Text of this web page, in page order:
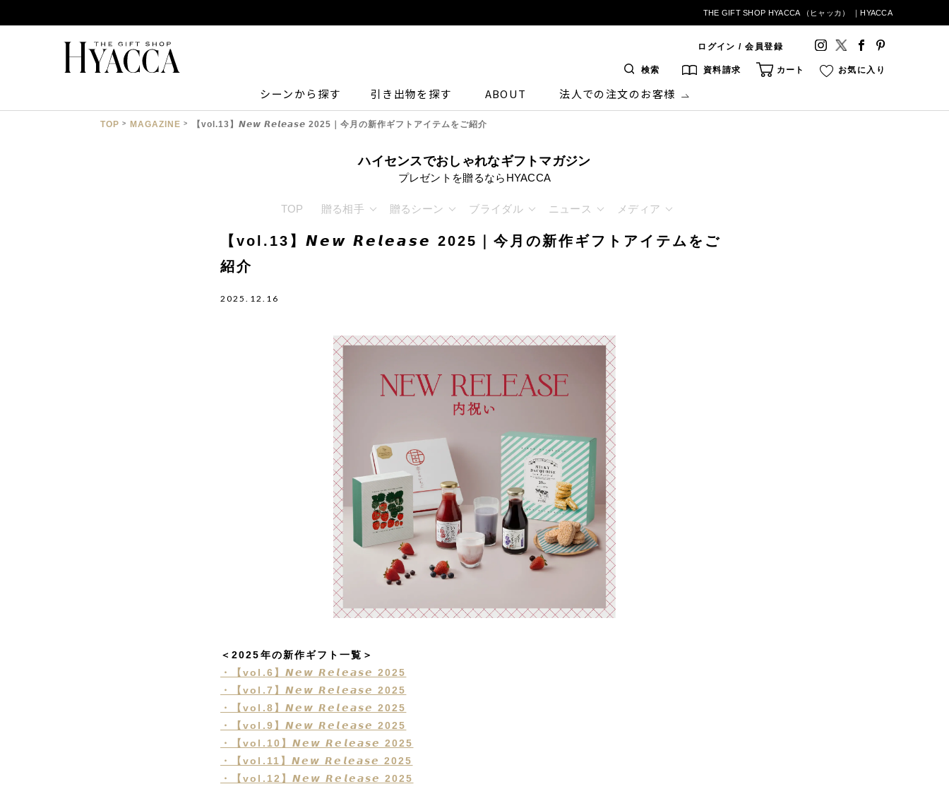
THE GIFT SHOP HYACCA （ヒャッカ） ｜HYACCA
ログイン / 会員登録
検索 資料請求 カート お気に入り
シーンから探す 引き出物を探す ABOUT 法人での注文のお客様
TOP MAGAZINE 【vol.13】𝙉𝙚𝙬 𝙍𝙚𝙡𝙚𝙖𝙨𝙚 2025｜今月の新作ギフトアイテムをご紹介
ハイセンスでおしゃれなギフトマガジン
プレゼントを贈るならHYACCA
TOP 贈る相手 贈るシーン ブライダル ニュース メディア
【vol.13】𝙉𝙚𝙬 𝙍𝙚𝙡𝙚𝙖𝙨𝙚 2025｜今月の新作ギフトアイテムをご
紹介
2025.12.16
＜2025年の新作ギフト一覧＞
・【vol.6】𝙉𝙚𝙬 𝙍𝙚𝙡𝙚𝙖𝙨𝙚 2025
・【vol.7】𝙉𝙚𝙬 𝙍𝙚𝙡𝙚𝙖𝙨𝙚 2025
・【vol.8】𝙉𝙚𝙬 𝙍𝙚𝙡𝙚𝙖𝙨𝙚 2025
・【vol.9】𝙉𝙚𝙬 𝙍𝙚𝙡𝙚𝙖𝙨𝙚 2025
・【vol.10】𝙉𝙚𝙬 𝙍𝙚𝙡𝙚𝙖𝙨𝙚 2025
・【vol.11】𝙉𝙚𝙬 𝙍𝙚𝙡𝙚𝙖𝙨𝙚 2025
・【vol.12】𝙉𝙚𝙬 𝙍𝙚𝙡𝙚𝙖𝙨𝙚 2025